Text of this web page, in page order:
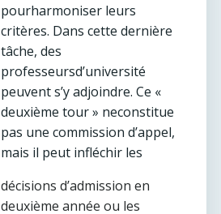
pourharmoniser leurs
critères. Dans cette dernière
tâche, des
professeursd’université
peuvent s’y adjoindre. Ce «
deuxième tour » neconstitue
pas une commission d’appel,
mais il peut infléchir les
décisions d’admission en
deuxième année ou les